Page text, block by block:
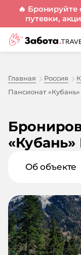
🔥 Бронируйте
путевки,
Главная Россия
Пансионат
Об объекте